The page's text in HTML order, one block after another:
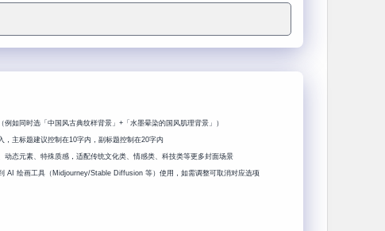
例如同时选「中国风古典纹样背景」+「水墨晕染的国风肌理背景」）
，主标题建议控制在10字内，副标题控制在20字内
动态元素、特殊质感，适配传统文化类、情感类、科技类等更多封面场景
AI 绘画工具（Midjourney/Stable Diffusion 等）使用，如需调整可取消对应选项